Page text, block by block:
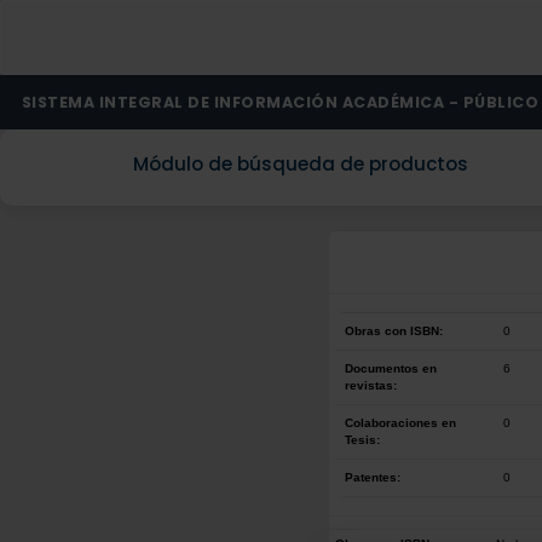
SISTEMA INTEGRAL DE INFORMACIÓN ACADÉMICA - PÚBLICO
Módulo de búsqueda de productos
Obras con ISBN: 0
Documentos en
revistas:
6
Colaboraciones en
Tesis:
0
Patentes: 0